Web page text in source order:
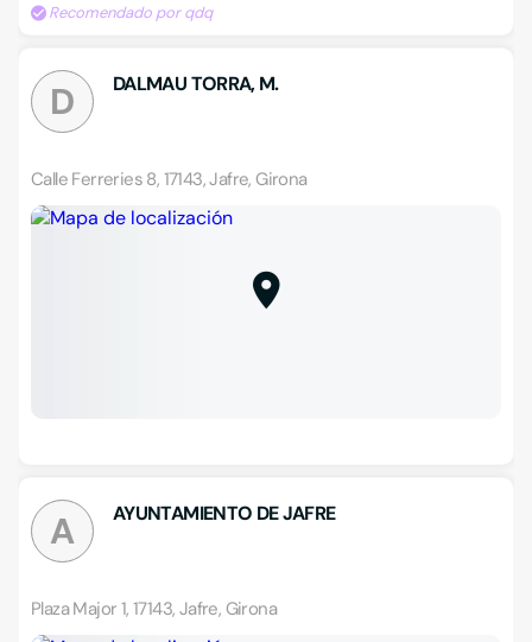
Recomendado por qdq
D DALMAU TORRA, M.
Calle Ferreries 8, 17143, Jafre, Girona
A AYUNTAMIENTO DE JAFRE
Plaza Major 1, 17143, Jafre, Girona